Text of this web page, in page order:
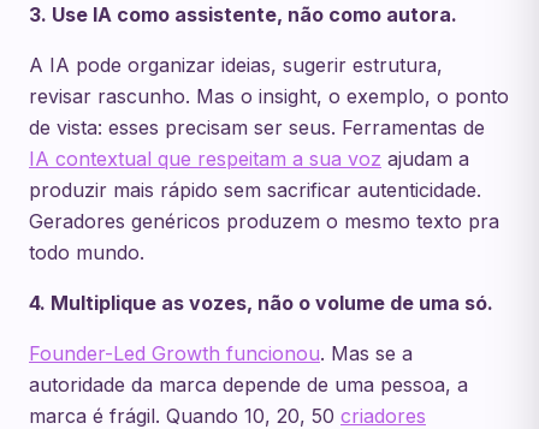
3. Use IA como assistente, não como autora.
A IA pode organizar ideias, sugerir estrutura,
revisar rascunho. Mas o insight, o exemplo, o ponto
de vista: esses precisam ser seus. Ferramentas de
IA contextual que respeitam a sua voz ajudam a
produzir mais rápido sem sacrificar autenticidade.
Geradores genéricos produzem o mesmo texto pra
todo mundo.
4. Multiplique as vozes, não o volume de uma só.
Founder-Led Growth funcionou. Mas se a
autoridade da marca depende de uma pessoa, a
marca é frágil. Quando 10, 20, 50 criadores